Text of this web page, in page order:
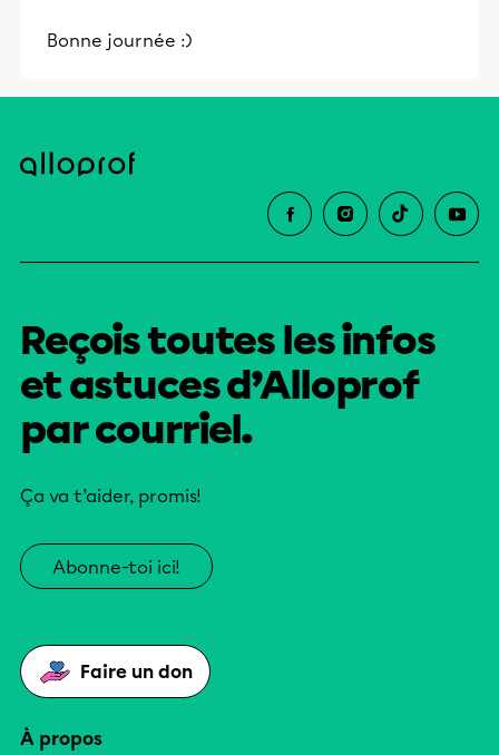
éducative.
Bonne journée :)
Reçois toutes les infos
et astuces d’Alloprof
par courriel.
Ça va t’aider, promis!
Abonne-toi ici!
Faire un don
À propos